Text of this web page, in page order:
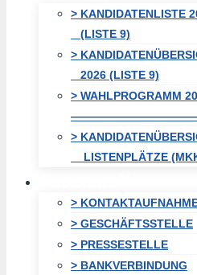
> KANDIDATENLISTE
(LISTE 9)
>
2026 (LISTE 9)
> WAHLPROGRAMM
>
LISTENPLÄTZE
>
> GESCHÄFTSSTELLE
> PRESSESTELLE
> BANKVERBINDUNG